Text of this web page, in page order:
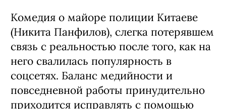
Комедия о майоре полиции Китаеве
(Никита Панфилов), слегка потерявшем
связь с реальностью после того, как на
него свалилась популярность в
соцсетях. Баланс медийности и
повседневной работы принудительно
приходится исправлять с помощью